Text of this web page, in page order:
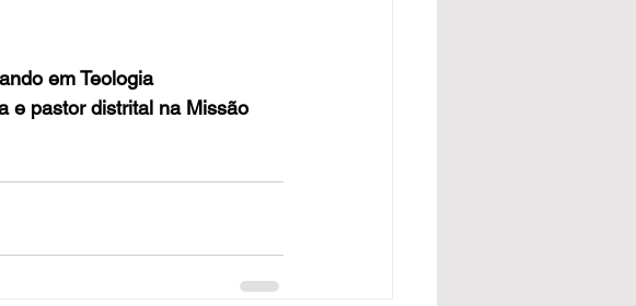
em Teologia
e pastor distrital na Missão